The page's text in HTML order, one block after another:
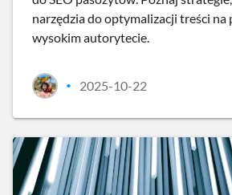
narzędzia do optymalizacji treści na
wysokim autorytecie.
• 2025-10-22